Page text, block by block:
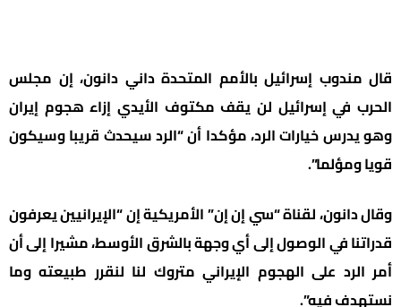
قال مندوب إسرائيل بالأمم المتحدة داني دانون، إن مجلس
الحرب في إسرائيل لن يقف مكتوف الأيدي إزاء هجوم إيران
وهو يدرس خيارات الرد، مؤكدا أن “الرد سيحدث قريبا وسيكون
قويا ومؤلما”.
وقال دانون، لقناة “سي إن إن” الأمريكية إن “الإيرانيين يعرفون
قدراتنا في الوصول إلى أي وجهة بالشرق الأوسط، مشيرا إلى أن
أمر الرد على الهجوم الإيراني متروك لنا لنقرر طبيعته وما
نستهدف فيه”.